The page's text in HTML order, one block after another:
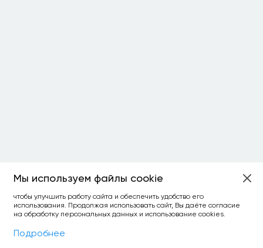
Фильтры
Мы используем файлы cookie
чтобы улучшить работу сайта и обеспечить удобство его
использования. Продолжая использовать сайт, Вы даёте согласие
на обработку персональных данных и использование cookies.
Подробнее
ОСТАЛОСЬ:
уточнить фильтр сравнить топ-3
спросить ИИ